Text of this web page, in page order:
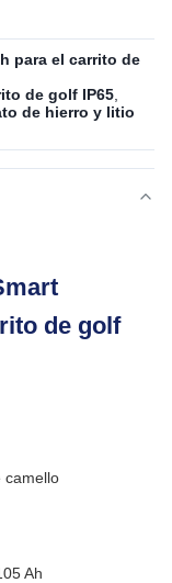
para el carrito de
de golf IP65
de hierro y litio
de golf
camello
Ah